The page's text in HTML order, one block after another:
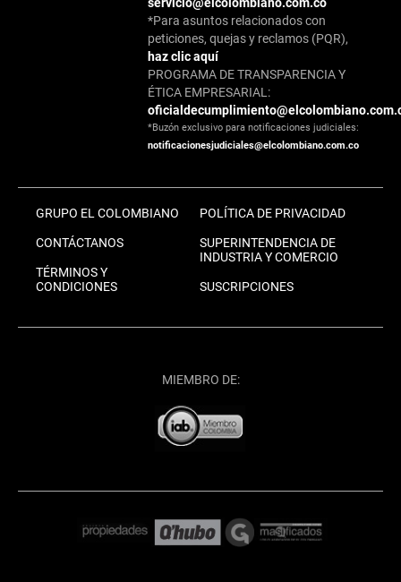
*Para asuntos relacionados con
peticiones, quejas y reclamos (PQR),
haz clic aquí
PROGRAMA DE TRANSPARENCIA Y
ÉTICA EMPRESARIAL:
*Buzón exclusivo para notificaciones judiciales:
notificacionesjudiciales@elcolombiano.com.co
GRUPO EL COLOMBIANO
CONTÁCTANOS
TÉRMINOS Y
CONDICIONES
POLÍTICA DE PRIVACIDAD
SUPERINTENDENCIA DE
INDUSTRIA Y COMERCIO
SUSCRIPCIONES
MIEMBRO DE: